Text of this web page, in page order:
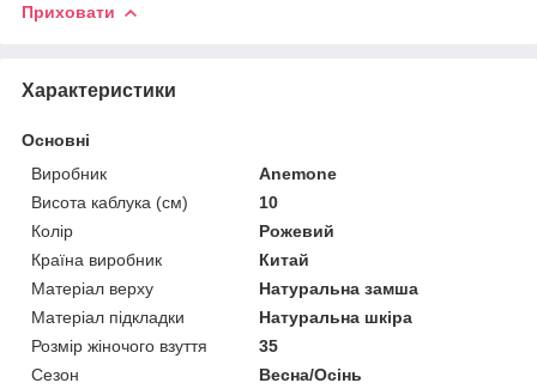
Приховати
Характеристики
Основні
Виробник
Anemone
Висота каблука (см)
10
Колір
Рожевий
Країна виробник
Китай
Матеріал верху
Натуральна замша
Матеріал підкладки
Натуральна шкіра
Розмір жіночого взуття
35
Сезон
Весна/Осінь